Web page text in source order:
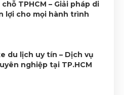
TPHCM – Giải pháp di
lợi cho mọi hành trình
du lịch uy tín – Dịch vụ
nghiệp tại TP.HCM